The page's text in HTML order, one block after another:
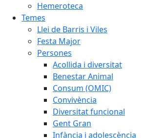
Hemeroteca
Temes
Llei de Barris i Viles
Festa Major
Persones
Acollida i diversitat
Benestar Animal
Consum (OMIC)
Convivència
Diversitat funcional
Gent Gran
Infància i adolescència